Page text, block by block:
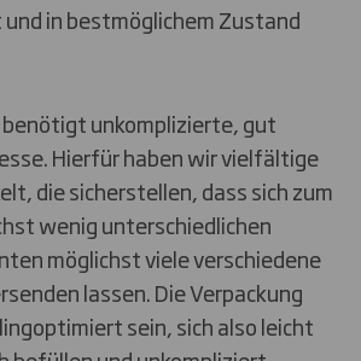
in bestmöglichem Zustand
benötigt unkomplizierte, gut
Hierfür haben wir vielfältige
die sicherstellen, dass sich zum
wenig unterschiedlichen
möglichst viele verschiedene
lassen. Die Verpackung
sein, sich also leicht